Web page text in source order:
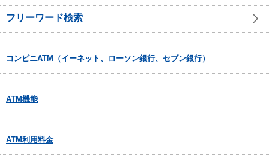
フリーワード検索
コンビニATM（イーネット、ローソン銀行、セブン銀行）
ATM機能
ATM利用料金